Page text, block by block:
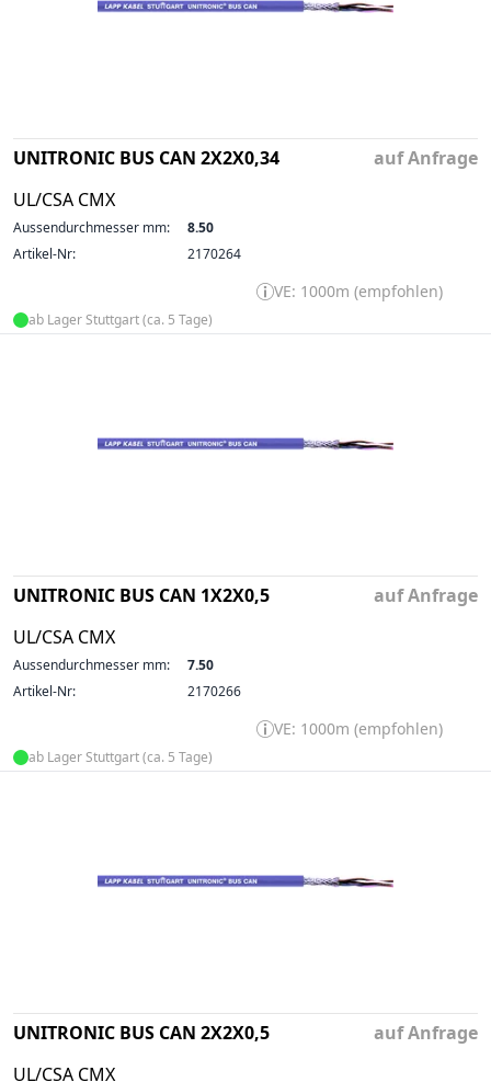
UNITRONIC BUS CAN 2X2X0,34
UL/CSA CMX
auf Anfrage
Aussendurchmesser mm:
8.50
Artikel-Nr:
2170264
VE: 1000m (empfohlen)
ab Lager Stuttgart (ca. 5 Tage)
UNITRONIC BUS CAN 1X2X0,5
UL/CSA CMX
auf Anfrage
Aussendurchmesser mm:
7.50
Artikel-Nr:
2170266
VE: 1000m (empfohlen)
ab Lager Stuttgart (ca. 5 Tage)
UNITRONIC BUS CAN 2X2X0,5
UL/CSA CMX
auf Anfrage